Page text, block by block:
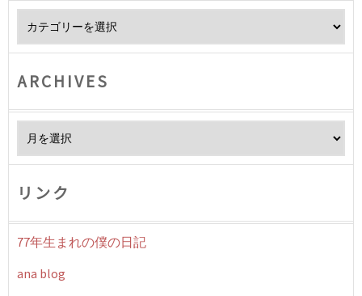
ARCHIVES
リンク
77年生まれの僕の日記
ana blog